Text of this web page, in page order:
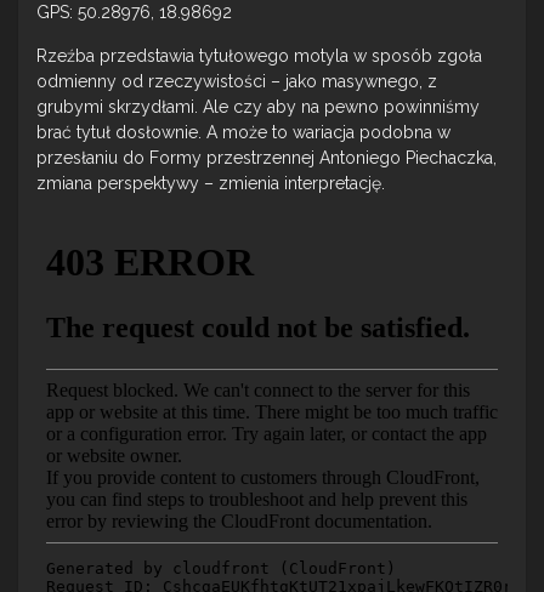
GPS: 50.28976, 18.98692
Rzeźba przedstawia tytułowego motyla w sposób zgoła
odmienny od rzeczywistości – jako masywnego, z
grubymi skrzydłami. Ale czy aby na pewno powinniśmy
brać tytuł dosłownie. A może to wariacja podobna w
przesłaniu do Formy przestrzennej Antoniego Piechaczka,
zmiana perspektywy – zmienia interpretację.